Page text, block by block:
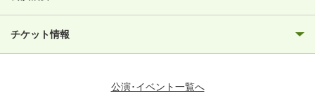
チケット情報
公演･イベント一覧へ